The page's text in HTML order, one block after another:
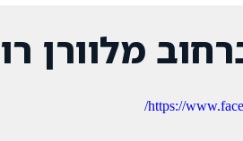
מלוורן
https://